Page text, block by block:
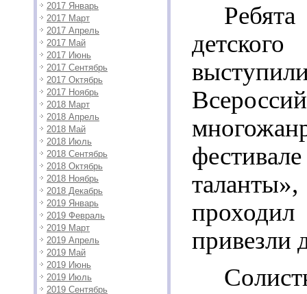
2017 Январь
2017 Март
2017 Апрель
2017 Май
2017 Июнь
2017 Сентябрь
2017 Октябрь
2017 Ноябрь
2018 Март
2018 Апрель
2018 Май
2018 Июль
2018 Сентябрь
2018 Октябрь
2018 Ноябрь
2018 Декабрь
2019 Январь
2019 Февраль
2019 Март
2019 Апрель
2019 Май
2019 Июнь
2019 Июль
2019 Сентябрь
привезли